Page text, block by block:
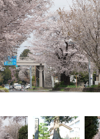
ピックアップ
はじめての宇都宮
宇都宮市民ライター
記事
市民がおすすめ！餃
子店
撮